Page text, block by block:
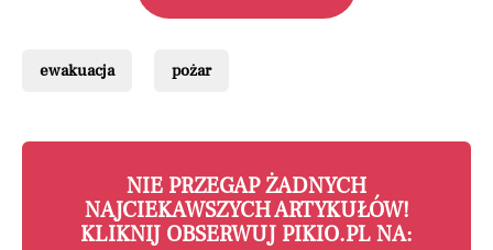
ewakuacja pożar
NIE PRZEGAP ŻADNYCH
NAJCIEKAWSZYCH ARTYKUŁÓW!
KLIKNIJ OBSERWUJ PIKIO.PL NA: